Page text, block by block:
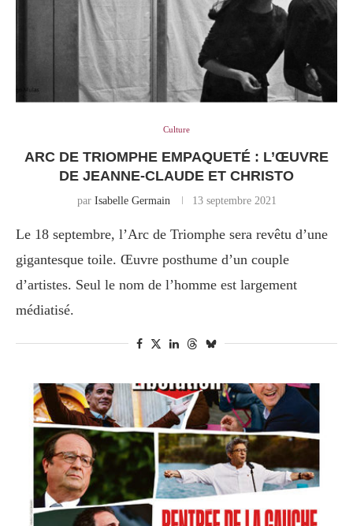
Culture
ARC DE TRIOMPHE EMPAQUETÉ : L’ŒUVRE
DE JEANNE-CLAUDE ET CHRISTO
par Isabelle Germain 13 septembre 2021
Le 18 septembre, l’Arc de Triomphe sera revêtu d’une
gigantesque toile. Œuvre posthume d’un couple
d’artistes. Seul le nom de l’homme est largement
médiatisé.